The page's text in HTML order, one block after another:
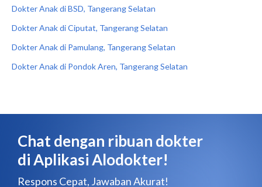
Dokter Anak di BSD, Tangerang Selatan
Dokter Anak di Ciputat, Tangerang Selatan
Dokter Anak di Pamulang, Tangerang Selatan
Dokter Anak di Pondok Aren, Tangerang Selatan